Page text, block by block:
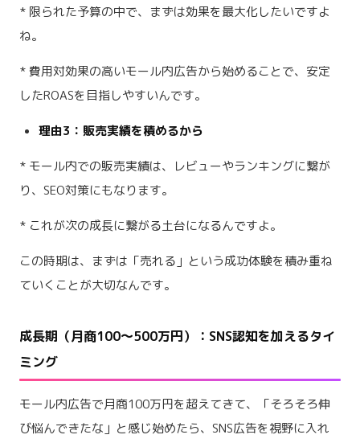
* 限られた予算の中で、まずは効果を最大化したいですよ
ね。
* 費用対効果の高いモール内広告から始めることで、安定
したROASを目指しやすいんです。
理由3：販売実績を積めるから
* モール内での販売実績は、レビューやランキングに繋が
り、SEO対策にもなります。
* これが次の成長に繋がる土台になるんですよ。
この時期は、まずは「売れる」という成功体験を積み重ね
ていくことが大切なんです。
成長期（月商100〜500万円）：SNS認知を加えるタイ
ミング
モール内広告で月商100万円を超えてきて、「そろそろ伸
び悩んできたな」と感じ始めたら、SNS広告を視野に入れ